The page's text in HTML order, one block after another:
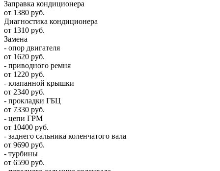
Заправка кондиционера
от 1380 руб.
Диагностика кондиционера
от 1310 руб.
Замена
- опор двигателя
от 1620 руб.
- приводного ремня
от 1220 руб.
- клапанной крышки
от 2340 руб.
- прокладки ГБЦ
от 7330 руб.
- цепи ГРМ
от 10400 руб.
- заднего сальника коленчатого вала
от 9690 руб.
- турбины
от 6590 руб.